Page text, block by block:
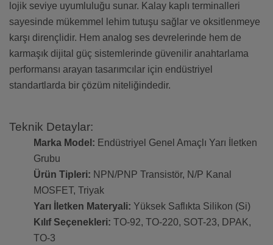
lojik seviye uyumluluğu sunar. Kalay kaplı terminalleri
sayesinde mükemmel lehim tutuşu sağlar ve oksitlenmeye
karşı dirençlidir. Hem analog ses devrelerinde hem de
karmaşık dijital güç sistemlerinde güvenilir anahtarlama
performansı arayan tasarımcılar için endüstriyel
standartlarda bir çözüm niteliğindedir.
Teknik Detaylar:
Marka Model: Endüstriyel Genel Amaçlı Yarı İletken
Grubu
Ürün Tipleri: NPN/PNP Transistör, N/P Kanal
MOSFET, Triyak
Yarı İletken Materyali: Yüksek Saflıkta Silikon (Si)
Kılıf Seçenekleri: TO-92, TO-220, SOT-23, DPAK,
TO-3